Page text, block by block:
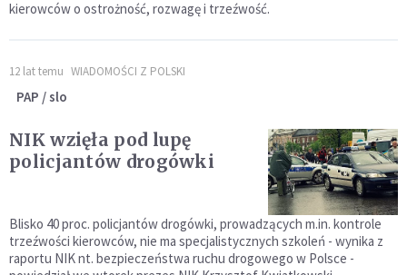
kierowców o ostrożność, rozwagę i trzeźwość.
12 lat temu WIADOMOŚCI Z POLSKI
PAP / slo
NIK wzięła pod lupę
policjantów drogówki
Blisko 40 proc. policjantów drogówki, prowadzących m.in. kontrole
trzeźwości kierowców, nie ma specjalistycznych szkoleń - wynika z
raportu NIK nt. bezpieczeństwa ruchu drogowego w Polsce -